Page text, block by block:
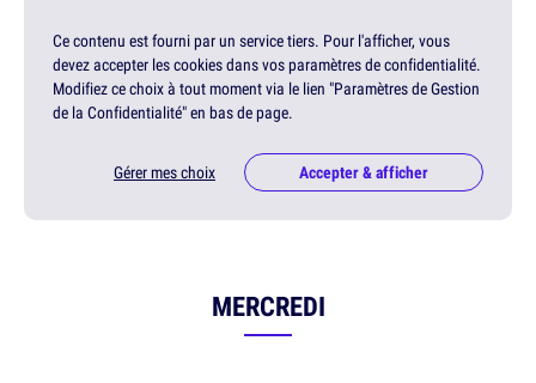
Ce contenu est fourni par un service tiers. Pour l'afficher, vous
devez accepter les cookies dans vos paramètres de confidentialité.
Modifiez ce choix à tout moment via le lien "Paramètres de Gestion
de la Confidentialité" en bas de page.
Gérer mes choix Accepter & afficher
MERCREDI